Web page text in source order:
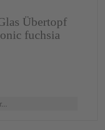
Übertopf
fuchsia